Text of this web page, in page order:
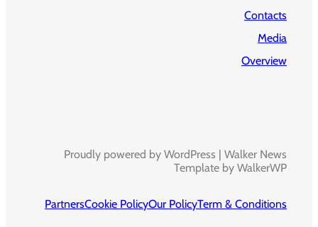
Contacts
Media
Overview
Proudly powered by WordPress | Walker News
Template by WalkerWP
Term & Conditions
Our Policy
Cookie Policy
Partners